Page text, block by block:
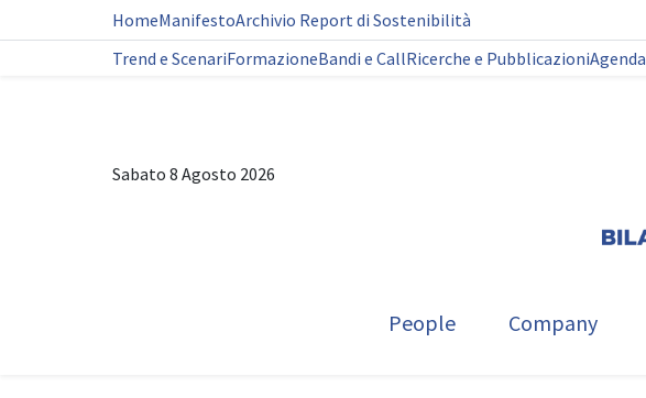
HomeManifestoArchivio Report di Sostenibilità
Trend e ScenariFormazioneBandi e CallRicerche e PubblicazioniAgenda
Sabato 8 Agosto 2026
People Company